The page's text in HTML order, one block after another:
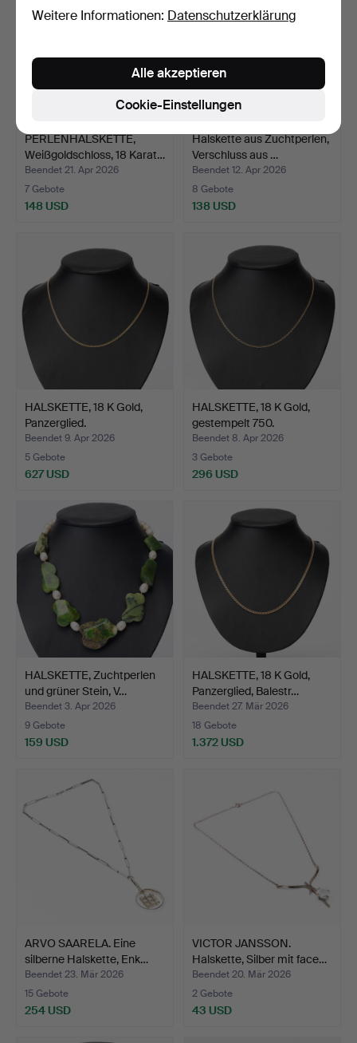
PERLENHALSKETTE,
Weißgoldschloss, 18 Karat…
Beendet 21. Apr 2026
7 Gebote
148 USD
Halskette aus Zuchtperlen,
Verschluss aus …
Beendet 12. Apr 2026
8 Gebote
138 USD
HALSKETTE, 18 K Gold,
Panzerglied.
Beendet 9. Apr 2026
5 Gebote
627 USD
HALSKETTE, 18 K Gold,
gestempelt 750.
Beendet 8. Apr 2026
3 Gebote
296 USD
HALSKETTE, Zuchtperlen
und grüner Stein, V…
Beendet 3. Apr 2026
9 Gebote
159 USD
HALSKETTE, 18 K Gold,
Panzerglied, Balestr…
Beendet 27. Mär 2026
18 Gebote
1.372 USD
ARVO SAARELA. Eine
silberne Halskette, Enk…
Beendet 23. Mär 2026
15 Gebote
254 USD
VICTOR JANSSON.
Halskette, Silber mit face…
Beendet 20. Mär 2026
2 Gebote
43 USD
Weitere Informationen: Datenschutzerklärung
Cookie-Einstellungen
Alle akzeptieren